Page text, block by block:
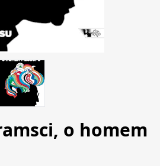
o homem